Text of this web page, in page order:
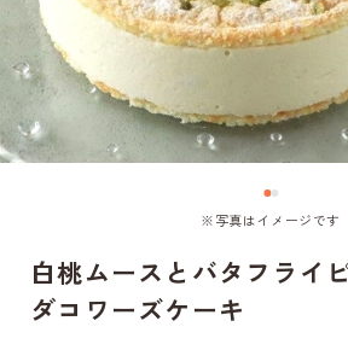
※写真はイメージです
白桃ムースとバタフライ
ダコワーズケーキ